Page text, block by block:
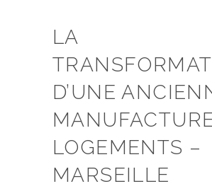
LA
D’UNE
LOGEMENTS –
MARSEILLE